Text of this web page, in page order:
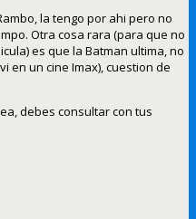
la tengo por ahi pero no
Otra cosa rara (para que no
es que la Batman ultima, no
en un cine Imax), cuestion de
debes consultar con tus